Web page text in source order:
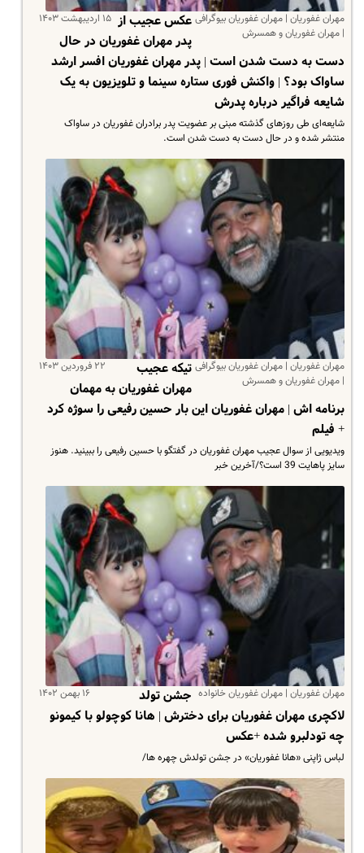
مهران غفوریان | مهران غفوریان بیوگرافی
| مهران غفوریان و همسرش
۱۵ اردیبهشت ۱۴۰۳ عکس عجیب از
پدر مهران غفوریان در حال
دست به دست شدن است | پدر مهران غفوریان افسر ارشد
ساواک بود؟ | واکنش فوری ستاره سینما و تلویزیون به یک
شایعه فراگیر درباره پدرش
شایعه‌ای طی روزهای گذشته مبنی بر عضویت پدر برادران غفوریان در ساواک
منتشر شده و در حال دست به دست شدن است.
مهران غفوریان | مهران غفوریان بیوگرافی
| مهران غفوریان و همسرش
۲۲ فروردین ۱۴۰۳
تیکه عجیب
مهران غفوریان به مهمان
برنامه اش | مهران غفوریان این بار حسین رفیعی را سوژه کرد
+ فیلم
ویدیویی از سوال عجیب مهران غفوریان در گفتگو با حسین رفیعی را ببینید. هنوز
سایز پاهایت 39 است؟/آخرین خبر
مهران غفوریان | مهران غفوریان خانواده ۱۶ بهمن ۱۴۰۲
جشن تولد
لاکچری مهران غفوریان برای دخترش | هانا کوچولو با کیمونو
چه تودلبرو شده +عکس
لباس ژاپنی «هانا غفوریان» در جشن تولدش چهره ها/